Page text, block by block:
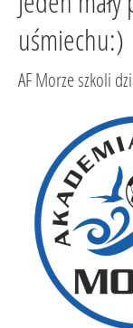
uśmiechu:)
AF Morze szkoli